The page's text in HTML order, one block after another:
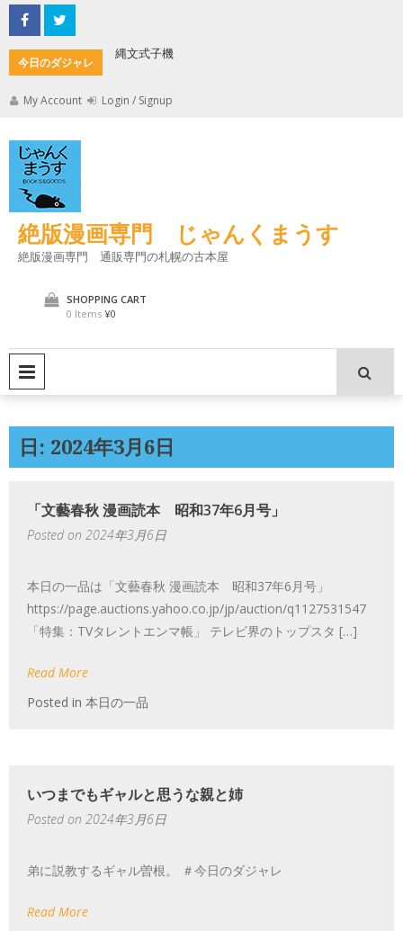
Skip
to
content
今日のダジャレ
縄文式子機
My Account Login / Signup
絶版漫画専門 じゃんくまうす
絶版漫画専門 通販専門の札幌の古本屋
SHOPPING CART
0 Items ¥0
日: 2024年3月6日
「文藝春秋 漫画読本 昭和37年6月号」
Posted on 2024年3月6日
本日の一品は「文藝春秋 漫画読本 昭和37年6月号」
https://page.auctions.yahoo.co.jp/jp/auction/q1127531547
「特集：TVタレントエンマ帳」 テレビ界のトップスタ […]
Read More
Posted in 本日の一品
いつまでもギャルと思うな親と姉
Posted on 2024年3月6日
弟に説教するギャル曽根。 ＃今日のダジャレ
Read More